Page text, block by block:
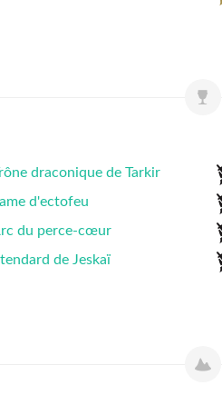
draconique de Tarkir
d'ectofeu
du perce-cœur
de Jeskaï